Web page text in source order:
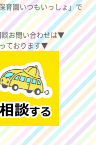
育園いつもいっしょ」で
お問い合わせは▼
ております▼